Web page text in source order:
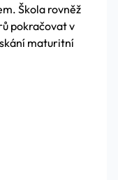
Škola rovněž
pokračovat v
maturitní